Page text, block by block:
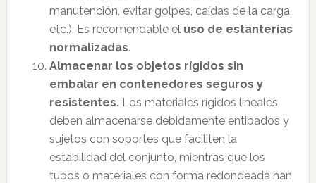
manutención, evitar golpes, caídas de la carga,
etc.). Es recomendable el uso de estanterías
normalizadas.
Almacenar los objetos rígidos sin
embalar en contenedores seguros y
resistentes.Los materiales rígidos lineales
deben almacenarse debidamente entibados y
sujetos con soportes que faciliten la
estabilidad del conjunto, mientras que los
tubos o materiales con forma redondeada han